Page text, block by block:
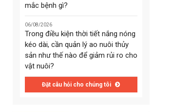
mắc bệnh gì?
06/08/2026
Trong điều kiện thời tiết nắng nóng
kéo dài, cần quản lý ao nuôi thủy
sản như thế nào để giảm rủi ro cho
vật nuôi?
Đặt câu hỏi cho chúng tôi